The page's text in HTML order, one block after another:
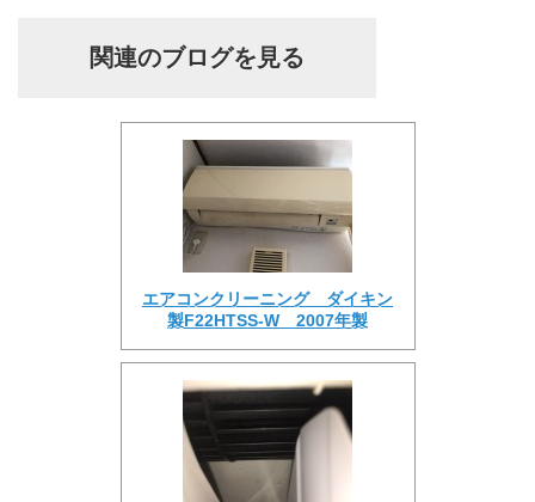
関連のブログを見る
エアコンクリーニング ダイキン
製F22HTSS-W 2007年製